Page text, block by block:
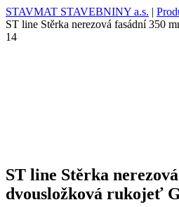
STAVMAT STAVEBNINY a.s. |
ST line Stěrka nerezová fasádní 350
14
ST line Stěrka
dvousložková rukojeť